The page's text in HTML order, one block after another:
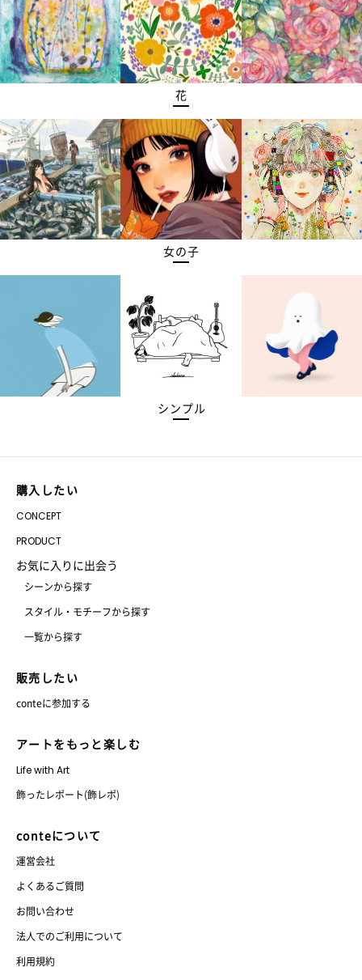
花
女の子
シンプル
購入したい
CONCEPT
PRODUCT
お気に入りに出会う
シーンから探す
スタイル・モチーフから探す
一覧から探す
販売したい
conteに参加する
アートをもっと楽しむ
Life with Art
飾ったレポート(飾レポ)
conteについて
運営会社
よくあるご質問
お問い合わせ
法人でのご利用について
利用規約